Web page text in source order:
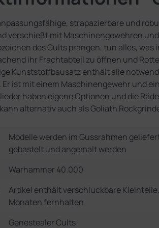
strapazierbare und
verschießt mit Maschinengewehren
des Cults prangen, tun alles,
ihr Frachtabteil zu öffnen und
Kunststoffbausatz enthält alle
Er ist mit einem Maschinengewehr und
haben eigene Optionen und die
alternativ auch als Goliath
Modelle werden im Gussrahmen
gebastelt und angemalt werden
Warhammer 40.000
Artikel enthält verschluckbare Kleinteile.
Monaten fernhalten
Genestealer Cults